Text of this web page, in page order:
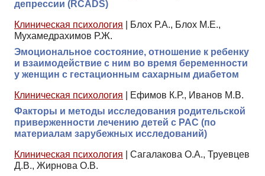
депрессии (RCADS)
Клиническая психология
Блох Р.А., Блох М.Е.,
Мухамедрахимов Р.Ж.
Эмоциональное состояние, отношение к ребенку
и взаимодействие с ним во время беременности
у женщин с гестационным сахарным диабетом
Клиническая психология
Ефимов К.Р., Иванов М.В.
Факторы и методы исследования родительской
приверженности лечению детей с РАС (по
материалам зарубежных исследований)
Клиническая психология
Сагалакова О.А., Труевцев
Д.В., Жирнова О.В.